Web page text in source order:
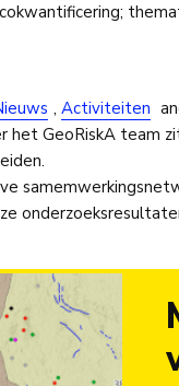
, Activiteiten
GeoRiskA team